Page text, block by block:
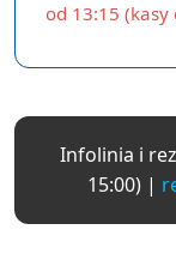
od 13:15 (kasy
Infolinia i
15:00) |